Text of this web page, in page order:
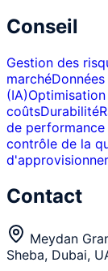
Conseil
Gestion des
marché
(IA)
coûtsDurabilité
de performance
contrôle de la
Contact
Meydan
Sheba, Dubai,